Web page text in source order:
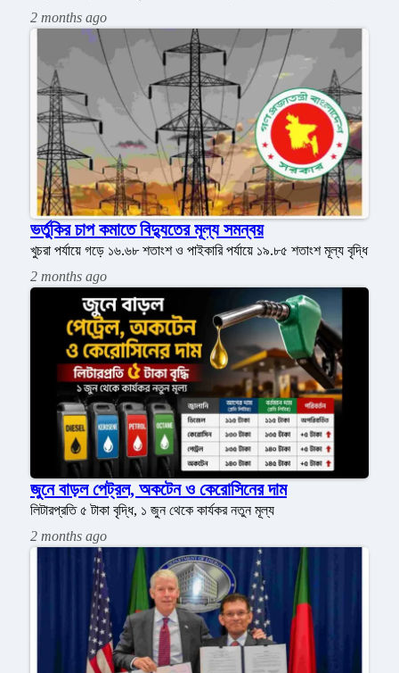
2 months ago
ভর্তুকির চাপ কমাতে বিদ্যুতের মূল্য সমন্বয়
খুচরা পর্যায়ে গড়ে ১৬.৬৮ শতাংশ ও পাইকারি পর্যায়ে ১৯.৮৫ শতাংশ মূল্য বৃদ্ধি
2 months ago
জুনে বাড়ল পেট্রল, অকটেন ও কেরোসিনের দাম
লিটারপ্রতি ৫ টাকা বৃদ্ধি, ১ জুন থেকে কার্যকর নতুন মূল্য
2 months ago